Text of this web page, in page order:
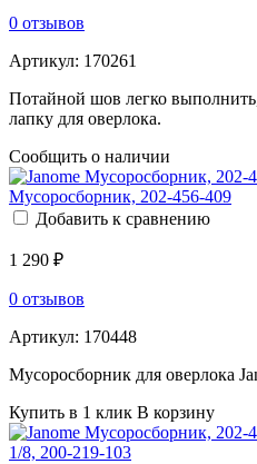
0 отзывов
Артикул: 170261
Потайной шов легко
лапку для оверлока.
Сообщить о наличии
Мусоросборник, 202-456-409
Добавить к сравнению
1 290 ₽
0 отзывов
Артикул: 170448
Мусоросборник для оверлока
Купить в 1 клик В корзину
1/8, 200-219-103